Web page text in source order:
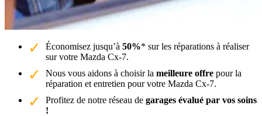
Économisez jusqu’à 50%* sur les réparations à réaliser
sur votre Mazda Cx-7.
Nous vous aidons à choisir la meilleure offre pour la
réparation et entretien pour votre Mazda Cx-7.
Profitez de notre réseau de garages évalué par vos soins
!